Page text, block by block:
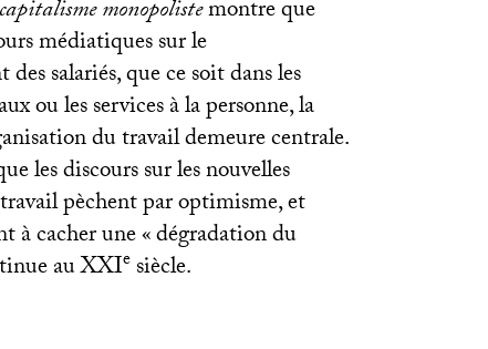
monopolistemontre que
médiatiques sur le
salariés, que ce soit dans les
ou les services à la personne, la
du travail demeure centrale.
les discours sur les nouvelles
pèchent par optimisme, et
à cacher une «dégradation du
auXXIe siècle.